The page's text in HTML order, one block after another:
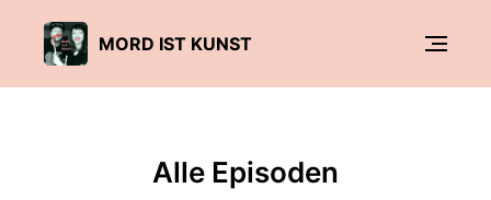
MORD IST KUNST
Alle Episoden